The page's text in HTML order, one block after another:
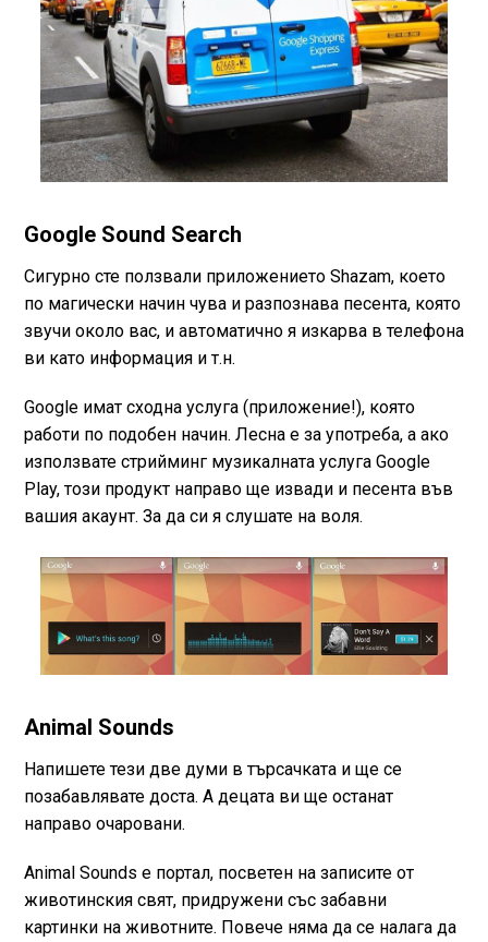
Google Sound Search
Сигурно сте ползвали приложението Shazam, което
по магически начин чува и разпознава песента, която
звучи около вас, и автоматично я изкарва в телефона
ви като информация и т.н.
Google имат сходна услуга (приложение!), която
работи по подобен начин. Лесна е за употреба, а ако
използвате стрийминг музикалната услуга Google
Play, този продукт направо ще извади и песента във
вашия акаунт. За да си я слушате на воля.
Animal Sounds
Напишете тези две думи в търсачката и ще се
позабавлявате доста. А децата ви ще останат
направо очаровани.
Animal Sounds е портал, посветен на записите от
животинския свят, придружени със забавни
картинки на животните. Повече няма да се налага да